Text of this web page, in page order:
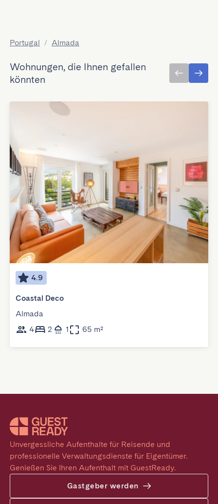
Portugal / Almada
Wohnungen, die Ihnen gefallen
könnten
4.9
Coastal Deco
Almada
4
2 1 65 m²
Unvergessliche Aufenthalte für Reisende und
professionelle Verwaltungsdienste für Eigentümer.
Genießen Sie Ihren Aufenthalt mit GuestReady.
Gastgeber werden